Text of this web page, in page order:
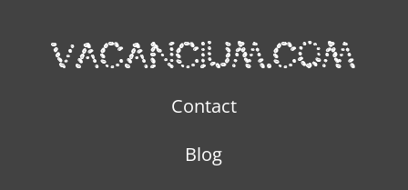
Contact
Blog